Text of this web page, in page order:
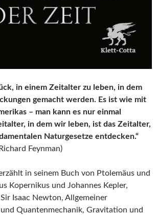
in einem Zeitalter zu leben, in dem
gemacht werden. Es ist wie mit
– man kann es nur einmal
in dem wir leben, ist das Zeitalter,
Naturgesetze entdecken.“
Feynman)
in seinem Buch von Ptolemäus und
Kopernikus und Johannes Kepler,
Isaac Newton, Allgemeiner
Quantenmechanik, Gravitation und